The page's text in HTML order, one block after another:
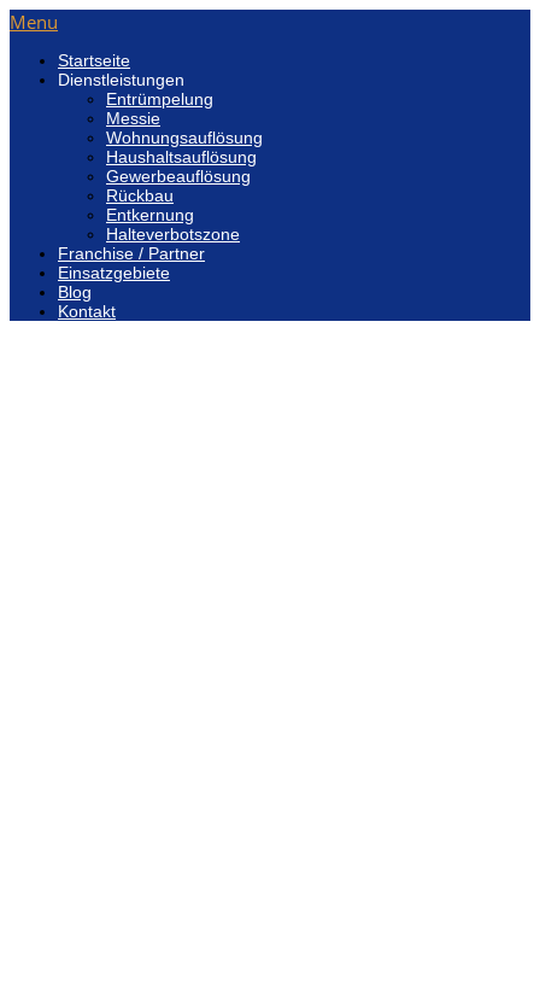
Menu
Startseite
Dienstleistungen
Entrümpelung
Messie
Wohnungsauflösung
Haushaltsauflösung
Gewerbeauflösung
Rückbau
Entkernung
Halteverbotszone
Franchise / Partner
Einsatzgebiete
Blog
Kontakt